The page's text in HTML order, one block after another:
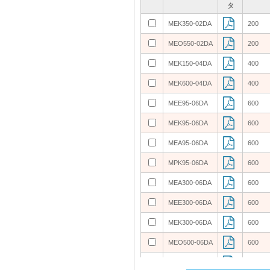
タ
タ
タ
MEK350-02DA 200
MEO550-02DA 200
MEK150-04DA 400
MEK600-04DA 400
MEE95-06DA 600
MEK95-06DA 600
MEA95-06DA 600
MPK95-06DA 600
MEA300-06DA 600
MEE300-06DA 600
MEK300-06DA 600
MEO500-06DA 600
タ
MEK350-02DA 200
MEO550-02DA 200
MEK150-04DA 400
MEK600-04DA 400
MEE95-06DA 600
MEK95-06DA 600
MEA95-06DA 600
MPK95-06DA 600
MEA300-06DA 600
MEE300-06DA 600
MEK300-06DA 600
MEO500-06DA 600